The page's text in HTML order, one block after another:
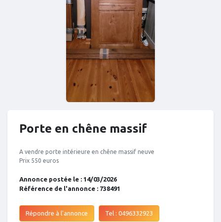
Porte en chêne massif
A vendre porte intérieure en chêne massif neuve
Prix 550 euros
Annonce postée le : 14/03/2026
Référence de l'annonce : 738491
Répondre à l'annonce Tel : 0496332923